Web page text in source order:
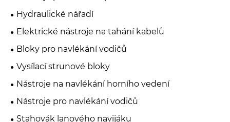
Hydraulické nářadí
Elektrické nástroje na tahání kabelů
Bloky pro navlékání vodičů
Vysílací strunové bloky
Nástroje na navlékání horního vedení
Nástroje pro navlékání vodičů
Stahovák lanového navijáku